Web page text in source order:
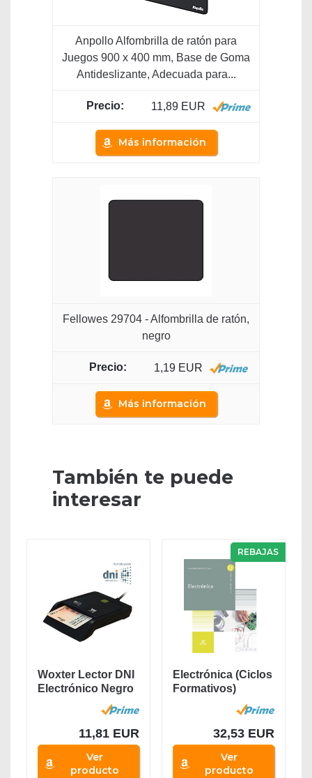
Anpollo Alfombrilla de ratón para
Juegos 900 x 400 mm, Base de Goma
Antideslizante, Adecuada para...
11,89 EUR
Más información
Fellowes 29704 - Alfombrilla de ratón,
negro
1,19 EUR
Más información
También te puede
interesar
Woxter Lector DNI
Electrónico Negro
11,81 EUR
Ver
producto
REBAJAS
Electrónica (Ciclos
Formativos)
32,53 EUR
Ver
producto